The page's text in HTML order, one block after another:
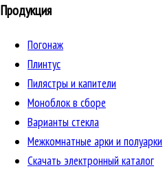
Продукция
Погонаж
Плинтус
Пилястры и капители
Моноблок в сборе
Варианты стекла
Межкомнатные арки и полуарки
Скачать электронный каталог